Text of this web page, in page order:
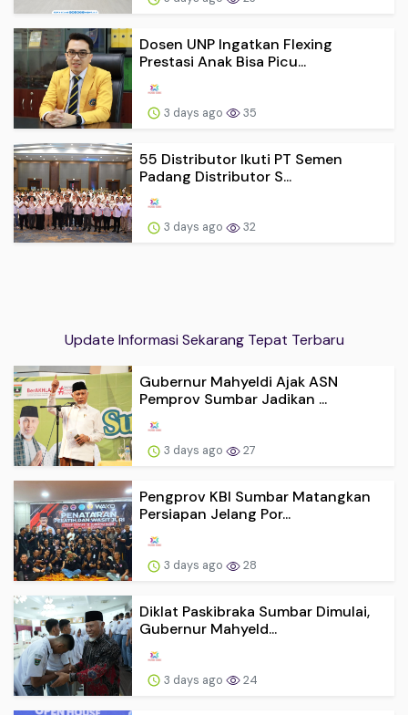
Dosen UNP Ingatkan Flexing
Prestasi Anak Bisa Picu...
3 days ago 35
55 Distributor Ikuti PT Semen
Padang Distributor S...
3 days ago 32
Update Informasi Sekarang Tepat Terbaru
Gubernur Mahyeldi Ajak ASN
Pemprov Sumbar Jadikan ...
3 days ago 27
Pengprov KBI Sumbar Matangkan
Persiapan Jelang Por...
3 days ago 28
Diklat Paskibraka Sumbar Dimulai,
Gubernur Mahyeld...
3 days ago 24